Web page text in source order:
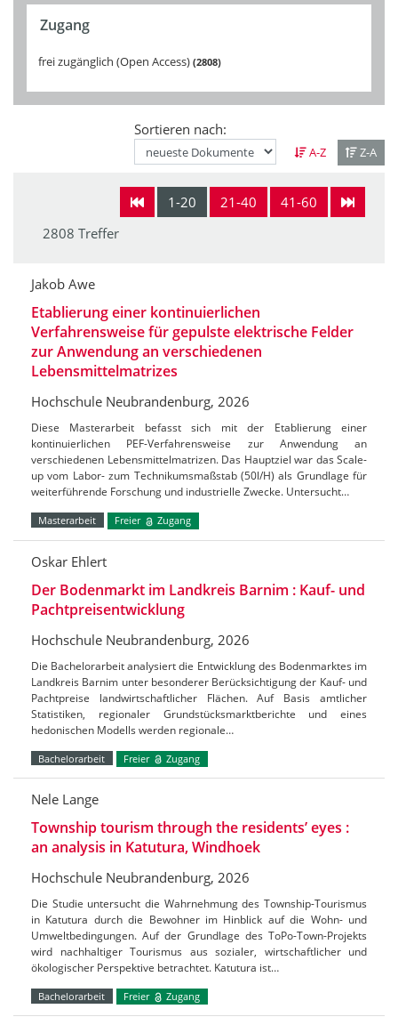
Zugang
frei zugänglich (Open Access) 2808
Sortieren nach:
A-Z Z-A
1-20 21-40
41-60
2808 Treffer
Jakob Awe
Etablierung einer kontinuierlichen
Verfahrensweise für gepulste elektrische Felder
zur Anwendung an verschiedenen
Lebensmittelmatrizes
Hochschule Neubrandenburg, 2026
Diese Masterarbeit befasst sich mit der Etablierung einer
kontinuierlichen PEF-Verfahrensweise zur Anwendung an
verschiedenen Lebensmittelmatrizen. Das Hauptziel war das Scale-
up vom Labor- zum Technikumsmaßstab (50l/H) als Grundlage für
weiterführende Forschung und industrielle Zwecke. Untersucht…
Masterarbeit Freier Zugang
Oskar Ehlert
Der Bodenmarkt im Landkreis Barnim : Kauf- und
Pachtpreisentwicklung
Hochschule Neubrandenburg, 2026
Die Bachelorarbeit analysiert die Entwicklung des Bodenmarktes im
Landkreis Barnim unter besonderer Berücksichtigung der Kauf- und
Pachtpreise landwirtschaftlicher Flächen. Auf Basis amtlicher
Statistiken, regionaler Grundstücksmarktberichte und eines
hedonischen Modells werden regionale…
Bachelorarbeit Freier Zugang
Nele Lange
Township tourism through the residents’ eyes :
an analysis in Katutura, Windhoek
Hochschule Neubrandenburg, 2026
Die Studie untersucht die Wahrnehmung des Township-Tourismus
in Katutura durch die Bewohner im Hinblick auf die Wohn- und
Umweltbedingungen. Auf der Grundlage des ToPo-Town-Projekts
wird nachhaltiger Tourismus aus sozialer, wirtschaftlicher und
ökologischer Perspektive betrachtet. Katutura ist…
Bachelorarbeit Freier Zugang